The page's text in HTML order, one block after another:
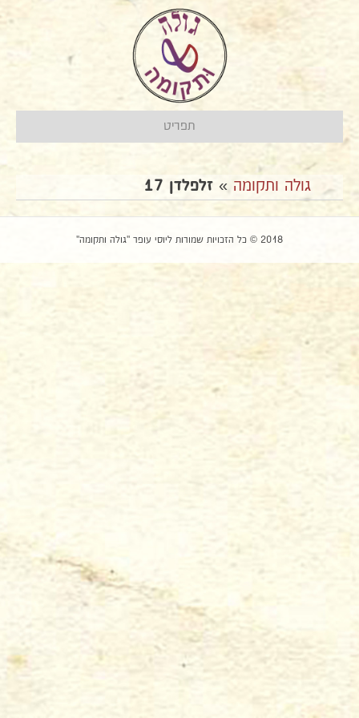
תפריט
גולה ותקומה » זלפלדן 17
2018 © כל הזכויות שמורות ליוסי עופר "גולה ותקומה"